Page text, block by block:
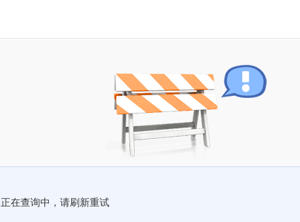
正在查询中，请刷新重试